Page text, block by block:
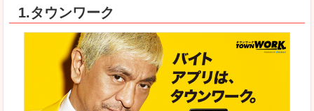
1.タウンワーク